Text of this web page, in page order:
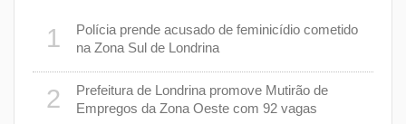
1
Polícia prende acusado de feminicídio cometido
na Zona Sul de Londrina
2
Prefeitura de Londrina promove Mutirão de
Empregos da Zona Oeste com 92 vagas